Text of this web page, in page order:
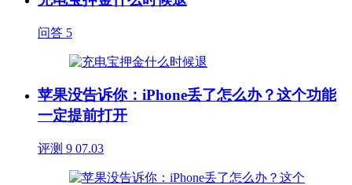
问答 5
苹果没告诉你：iPhone丢了怎么办？这个功能
一定提前打开
评测 9 07.03